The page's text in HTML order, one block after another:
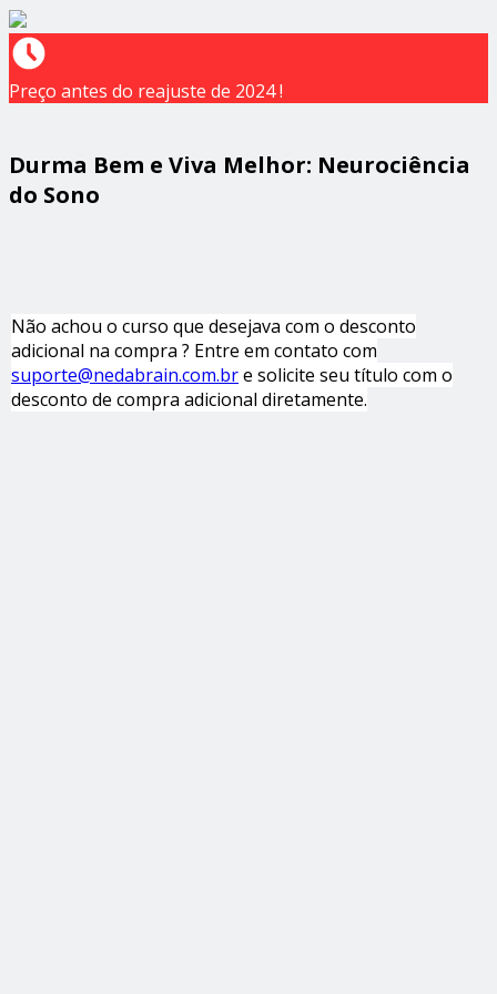
Preço antes do reajuste de 2024 !
Durma Bem e Viva Melhor: Neurociência
do Sono
Não achou o curso que desejava com o desconto
adicional na compra ? Entre em contato com
suporte@nedabrain.com.bre solicite seu título com o
desconto de compra adicional diretamente.